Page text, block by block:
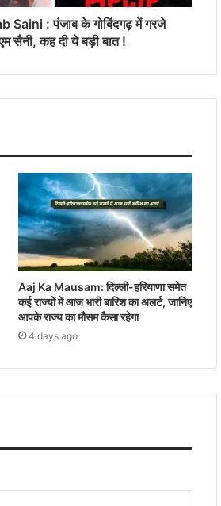
Saini : पंजाब के गोबिंदगढ़ में गरजे
सैनी, कह दी ये बड़ी बात !
Aaj Ka Mausam: दिल्ली-हरियाणा समेत
कई राज्यों में आज भारी बारिश का अलर्ट, जानिए
आपके राज्य का मौसम कैसा रहेगा
4 days ago